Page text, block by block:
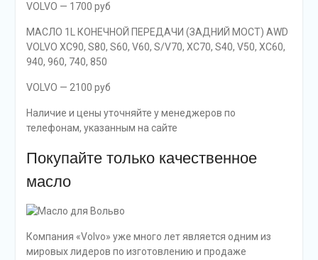
VOLVO — 1700 руб
МАСЛО 1L КОНЕЧНОЙ ПЕРЕДАЧИ (ЗАДНИЙ МОСТ) AWD
VOLVO XC90, S80, S60, V60, S/V70, XC70, S40, V50, XC60,
940, 960, 740, 850
VOLVO — 2100 руб
Наличие и цены уточняйте у менеджеров по
телефонам, указанным на сайте
Покупайте только качественное
масло
Компания «Volvo» уже много лет является одним из
мировых лидеров по изготовлению и продаже